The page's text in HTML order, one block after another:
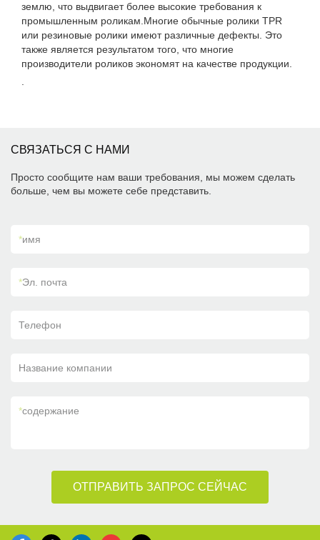
землю, что выдвигает более высокие требования к
промышленным роликам.Многие обычные ролики TPR
или резиновые ролики имеют различные дефекты. Это
также является результатом того, что многие
производители роликов экономят на качестве продукции.
СВЯЗАТЬСЯ С НАМИ
Просто сообщите нам ваши требования, мы можем сделать
больше, чем вы можете себе представить.
*имя
*Эл. почта
Телефон
Название компании
*содержание
ОТПРАВИТЬ ЗАПРОС СЕЙЧАС